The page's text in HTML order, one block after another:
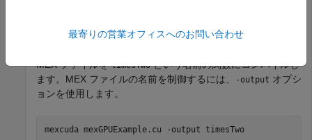
copyfile(fullfile(matlabroot, "toolbox" "parallel"
MEX ファイルをtimesTwoという名前の関数にコンパイルし
ます。MEX ファイルの名前を制御するには、
-output オプシ
ョンを使用します。
mexcuda mexGPUExample.cu -output timesTwo
最寄りの営業オフィスへのお問い合わせ